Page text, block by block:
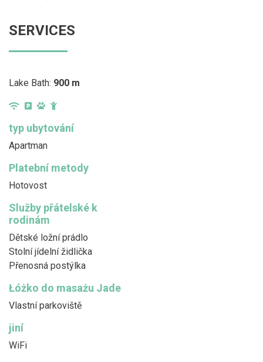
SERVICES
Lake Bath: 900 m
typ ubytování
Apartman
Platební metody
Hotovost
Služby přátelské k
rodinám
Dětské ložní prádlo
Stolní jídelní židlička
Přenosná postýlka
Łóżko do masażu Jade
Vlastní parkoviště
jiní
WiFi